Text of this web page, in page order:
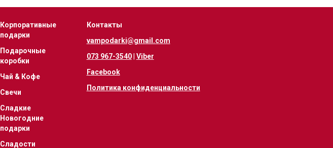
Корпоративные
подарки
Подарочные
коробки
Чай & Кофе
Свечи
Сладкие
Новогодние
подарки
Сладости
Контакты
vampodarki@gmail.com
073 967-3540| Viber
Facebook
Политика конфиденциальности